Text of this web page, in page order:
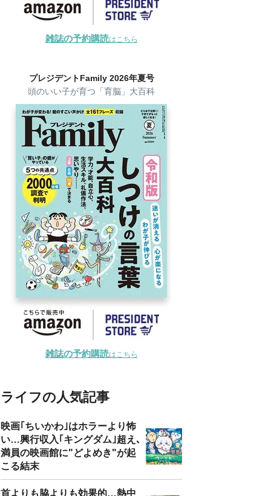
雑誌の予約購読はこちら
プレジデントFamily 2026年夏号
頭のいい子が育つ「育脳」大百科
雑誌の予約購読はこちら
ライフの人気記事
映画｢ちいかわ｣はホラーより怖
い…興行収入｢キングダム｣超え､
満員の映画館に"どよめき"が起
こる結末
首よりも脇よりも効果的…熱中